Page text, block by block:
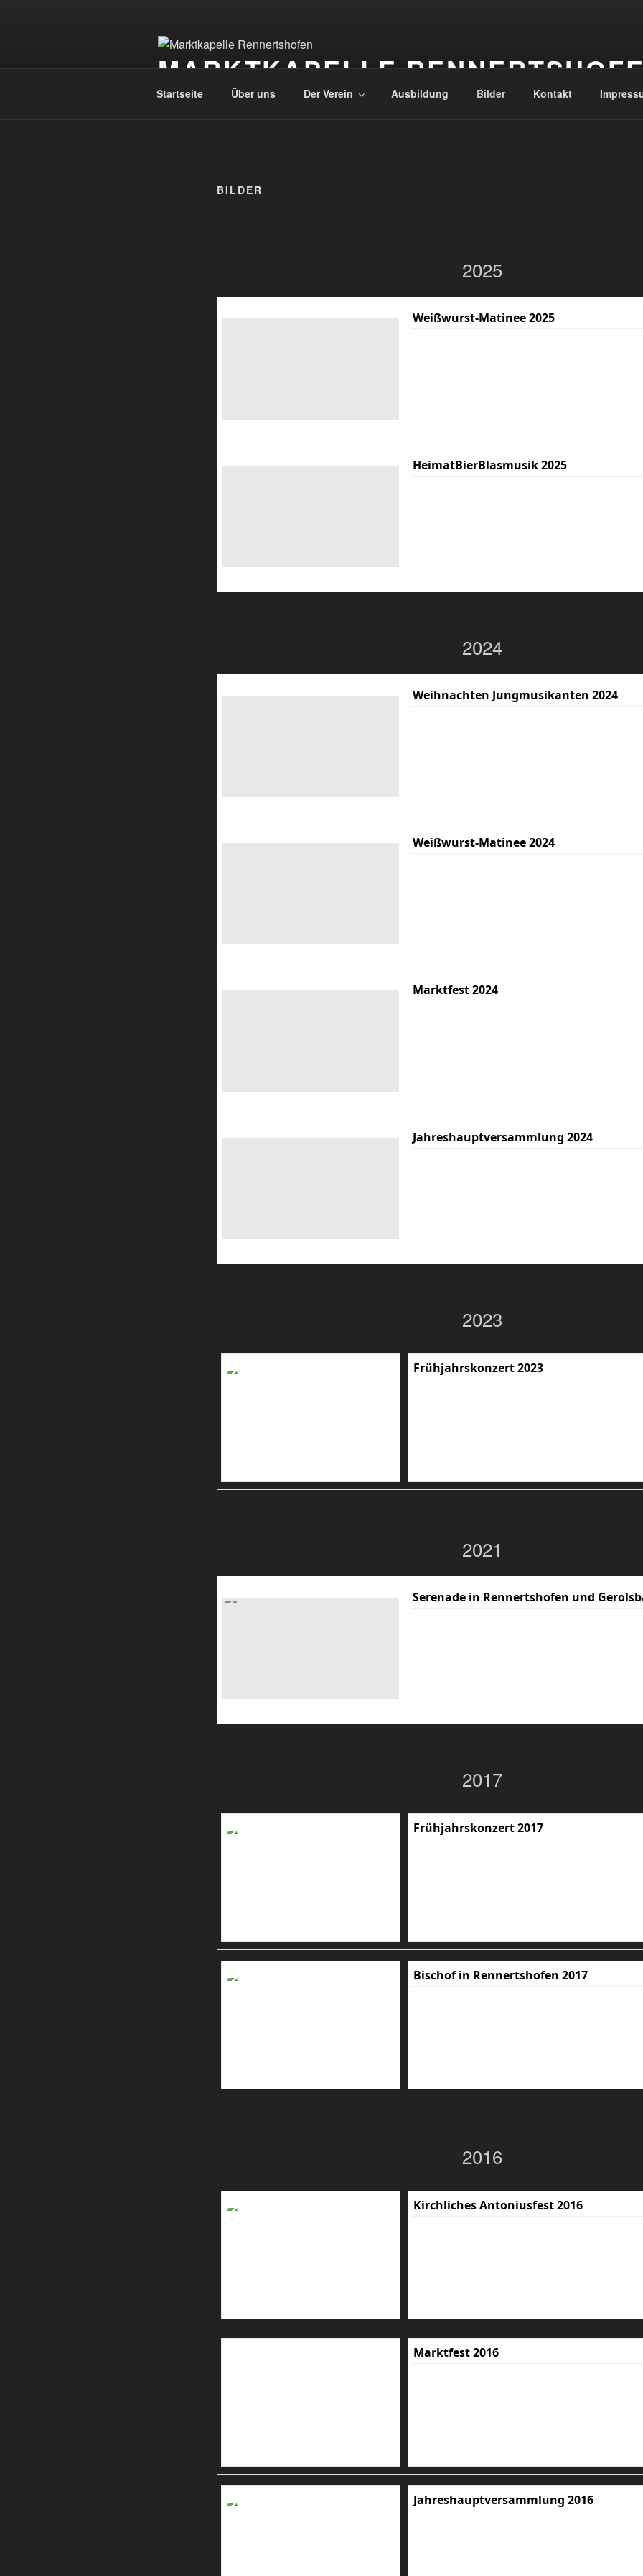
MARKTKAPELLE
Startseite Über uns Der Verein Ausbildung Bilder Kontakt
BILDER
2025
Weißwurst-Matinee 2025
HeimatBierBlasmusik 2025
2024
Weihnachten Jungmusikanten 2024
Weißwurst-Matinee 2024
Marktfest 2024
Jahreshauptversammlung 2024
2023
Frühjahrskonzert 2023
2021
Serenade in Rennertshofen und
2017
Frühjahrskonzert 2017
Bischof in Rennertshofen 2017
2016
Kirchliches Antoniusfest 2016
Marktfest 2016
Jahreshauptversammlung 2016